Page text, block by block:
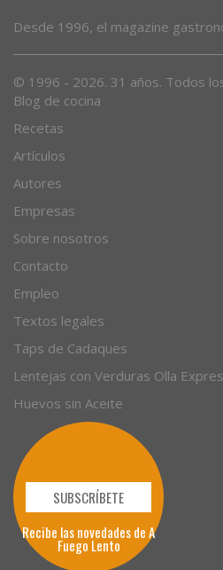
Blog de cocina
Recetas
Artículos
Autores
Empresas
Sobre nosotros
Contacto
Empleo
Textos legales
Taps de Cadaques
Lentejas con Verduras Olla Express
Huevos sin Aceite
SUBSCRÍBETE